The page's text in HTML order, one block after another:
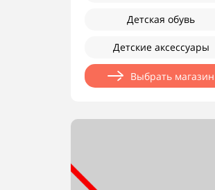
Детская обувь
Детские аксессуары
Выбрать магазин